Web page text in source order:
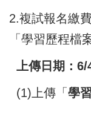
2.複試報名繳
「學習歷程檔
上傳日期：
(1)上傳「 學